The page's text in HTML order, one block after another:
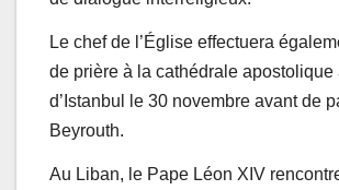
Le chef de l’Église effectuera
de prière à la cathédrale apostolique
d’Istanbul le 30 novembre avant de
Beyrouth.
Au Liban, le Pape Léon XIV